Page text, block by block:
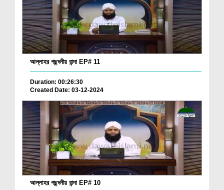
আল্লাহর পছন্দনীয় বান্দা EP# 11
Duration: 00:26:30
Created Date: 03-12-2024
আল্লাহর পছন্দনীয় বান্দা EP# 10